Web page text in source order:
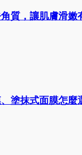
質，讓肌膚滑嫩
塗抹式面膜怎麼